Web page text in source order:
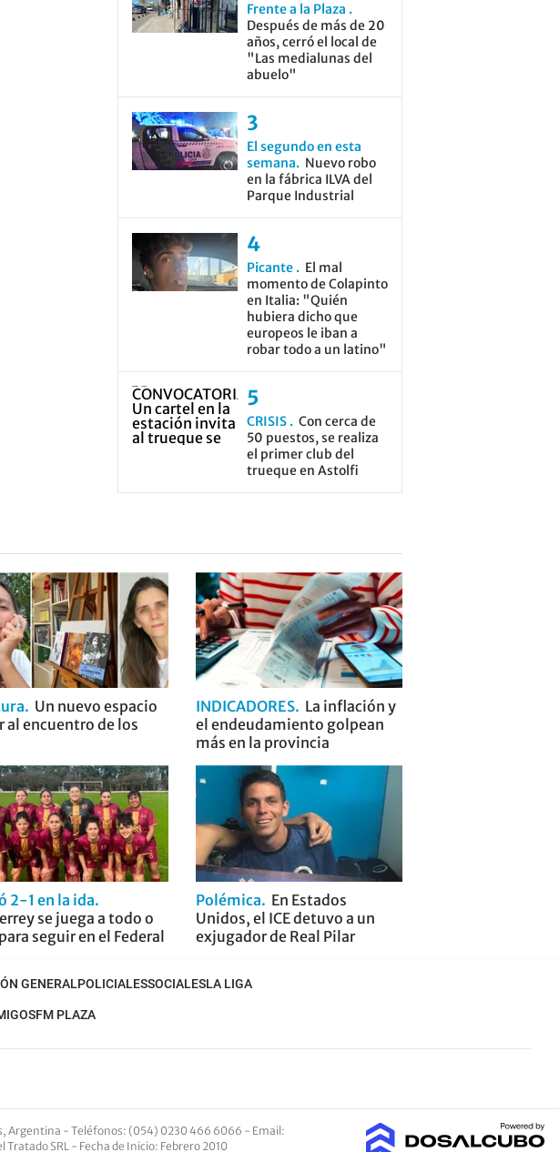
Frente a la Plaza
Después de más de 20
años, cerró el local de
"Las medialunas del
abuelo"
El segundo en esta
semana
Nuevo robo
en la fábrica ILVA del
Parque Industrial
Picante
El mal
momento de Colapinto
en Italia: "Quién
hubiera dicho que
europeos le iban a
robar todo a un latino"
CRISIS
Con cerca de
50 puestos, se realiza
el primer club del
trueque en Astolfi
Un nuevo espacio
al encuentro de los
INDICADORES
La inflación y
el endeudamiento golpean
más en la provincia
2-1 en la ida
se juega a todo o
seguir en el Federal
Polémica
En Estados
Unidos, el ICE detuvo a un
exjugador de Real Pilar
GENERALPOLICIALESSOCIALESLA LIGA
FM PLAZA
Argentina - Teléfonos: (054) 0230 466 6066 - Email:
Tratado SRL - Fecha de Inicio: Febrero 2010